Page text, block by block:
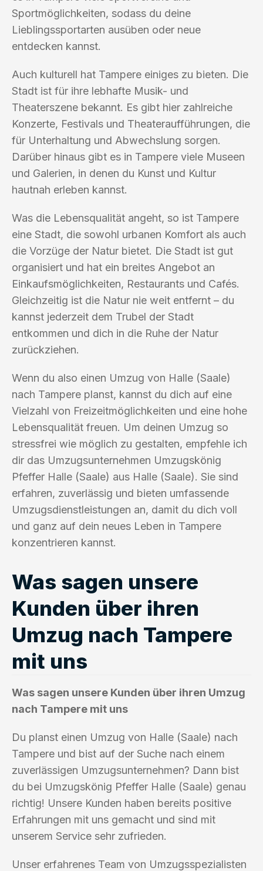
Sportmöglichkeiten, sodass du deine
Lieblingssportarten ausüben oder neue
entdecken kannst.
Auch kulturell hat Tampere einiges zu bieten. Die
Stadt ist für ihre lebhafte Musik- und
Theaterszene bekannt. Es gibt hier zahlreiche
Konzerte, Festivals und Theateraufführungen, die
für Unterhaltung und Abwechslung sorgen.
Darüber hinaus gibt es in Tampere viele Museen
und Galerien, in denen du Kunst und Kultur
hautnah erleben kannst.
Was die Lebensqualität angeht, so ist Tampere
eine Stadt, die sowohl urbanen Komfort als auch
die Vorzüge der Natur bietet. Die Stadt ist gut
organisiert und hat ein breites Angebot an
Einkaufsmöglichkeiten, Restaurants und Cafés.
Gleichzeitig ist die Natur nie weit entfernt – du
kannst jederzeit dem Trubel der Stadt
entkommen und dich in die Ruhe der Natur
zurückziehen.
Wenn du also einen Umzug von Halle (Saale)
nach Tampere planst, kannst du dich auf eine
Vielzahl von Freizeitmöglichkeiten und eine hohe
Lebensqualität freuen. Um deinen Umzug so
stressfrei wie möglich zu gestalten, empfehle ich
dir das Umzugsunternehmen Umzugskönig
Pfeffer Halle (Saale) aus Halle (Saale). Sie sind
erfahren, zuverlässig und bieten umfassende
Umzugsdienstleistungen an, damit du dich voll
und ganz auf dein neues Leben in Tampere
konzentrieren kannst.
Was sagen unsere
Kunden über ihren
Umzug nach Tampere
mit uns
Was sagen unsere Kunden über ihren Umzug
nach Tampere mit uns
Du planst einen Umzug von Halle (Saale) nach
Tampere und bist auf der Suche nach einem
zuverlässigen Umzugsunternehmen? Dann bist
du bei Umzugskönig Pfeffer Halle (Saale) genau
richtig! Unsere Kunden haben bereits positive
Erfahrungen mit uns gemacht und sind mit
unserem Service sehr zufrieden.
Unser erfahrenes Team von Umzugsspezialisten